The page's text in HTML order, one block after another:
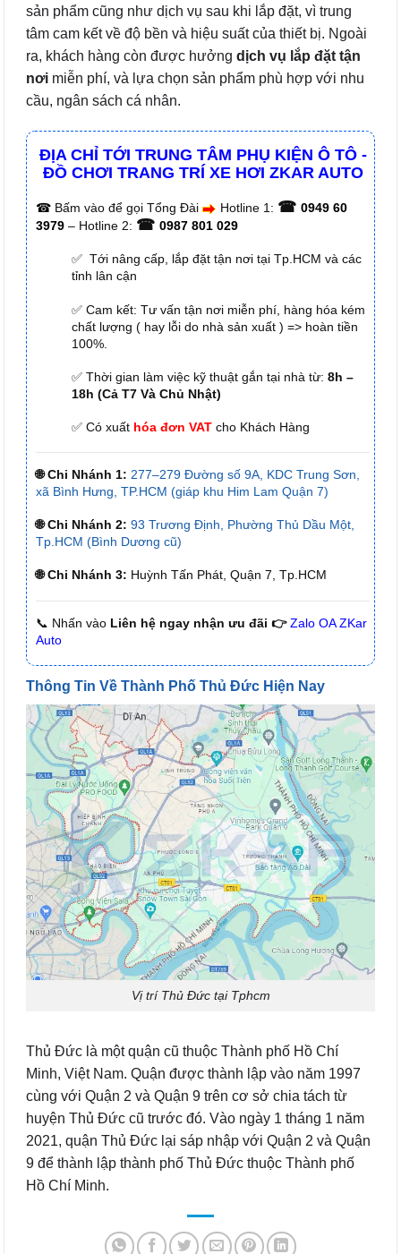
sản phẩm cũng như dịch vụ sau khi lắp đặt, vì trung
tâm cam kết về độ bền và hiệu suất của thiết bị. Ngoài
ra, khách hàng còn được hưởng dịch vụ lắp đặt tận
nơi miễn phí, và lựa chọn sản phẩm phù hợp với nhu
cầu, ngân sách cá nhân.
ĐỊA CHỈ TỚI TRUNG TÂM PHỤ KIỆN Ô TÔ -
ĐỒ CHƠI TRANG TRÍ XE HƠI ZKAR AUTO
☎ Bấm vào để gọi Tổng Đài Hotline 1: ☎ 0949 60
3979 – Hotline 2: ☎ 0987 801 029
✅ Tới nâng cấp, lắp đặt tận nơi tại Tp.HCM và các
tỉnh lân cận
✅ Cam kết: Tư vấn tận nơi miễn phí, hàng hóa kém
chất lượng ( hay lỗi do nhà sản xuất ) => hoàn tiền
100%.
✅ Thời gian làm việc kỹ thuật gắn tại nhà từ: 8h –
18h (Cả T7 Và Chủ Nhật)
✅ Có xuất hóa đơn VAT cho Khách Hàng
🌐 Chi Nhánh 1: 277–279 Đường số 9A, KDC Trung Sơn,
xã Bình Hưng, TP.HCM (giáp khu Him Lam Quận 7)
🌐 Chi Nhánh 2: 93 Trương Định, Phường Thủ Dầu Một,
Tp.HCM (Bình Dương cũ)
🌐 Chi Nhánh 3: Huỳnh Tấn Phát, Quận 7, Tp.HCM
📞 Nhấn vào Liên hệ ngay nhận ưu đãi 👉 Zalo OA ZKar
Auto
Thông Tin Về Thành Phố Thủ Đức Hiện Nay
Vị trí Thủ Đức tại Tphcm
Thủ Đức là một quận cũ thuộc Thành phố Hồ Chí
Minh, Việt Nam. Quận được thành lập vào năm 1997
cùng với Quận 2 và Quận 9 trên cơ sở chia tách từ
huyện Thủ Đức cũ trước đó. Vào ngày 1 tháng 1 năm
2021, quận Thủ Đức lại sáp nhập với Quận 2 và Quận
9 để thành lập thành phố Thủ Đức thuộc Thành phố
Hồ Chí Minh.